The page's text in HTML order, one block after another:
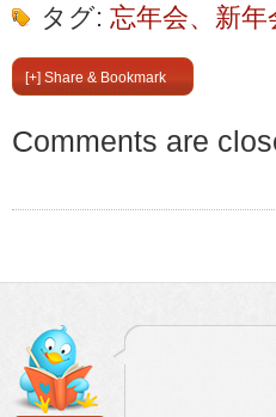
タグ: 忘年会、新
[+] Share & Bookmark
Comments are